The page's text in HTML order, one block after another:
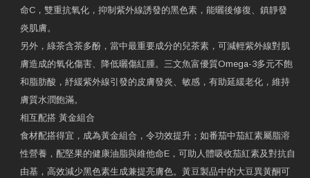
命C，雙重抗氧化，抑制紫外線誘發的黑色素，能曬後修復、鎮靜發
炎肌膚。
另外，綠茶含茶多酚，當中最重要成分的兒茶素，可減輕紫外線對肌
膚造成的氧化傷害、降低曬傷紅腫。三文魚富優質Omega-3多元不飽
和脂肪酸，紓緩紫外線引發的皮膚發炎、敏感，有助延緩老化，維持
膚質水潤飽滿。
相互配搭 黃金組合
食材配搭得宜，成為黃金組合，令功效提升；如番茄中茄紅素屬脂溶
性營養，配堅果的健康油脂與維他命E，可助人體吸收茄紅素及對抗自
由基，高效減少黑色素生成兼提亮膚色。黃豆製品中的大豆異黃酮可